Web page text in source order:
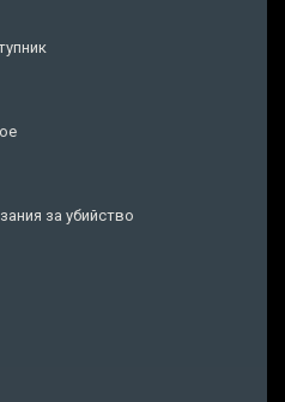
за убийство